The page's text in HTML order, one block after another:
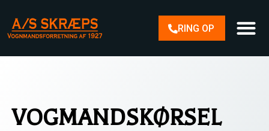
RING OP
VOGMANDSKØRSEL